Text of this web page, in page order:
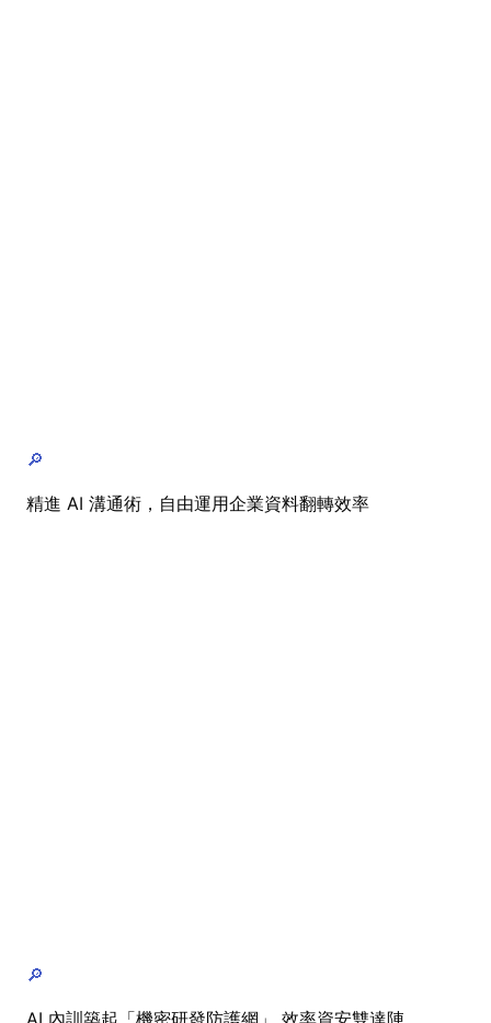
🔎
精進 AI 溝通術，自由運用企業資料翻轉效率
🔎
AI 內訓築起「機密研發防護網」 效率資安雙達陣